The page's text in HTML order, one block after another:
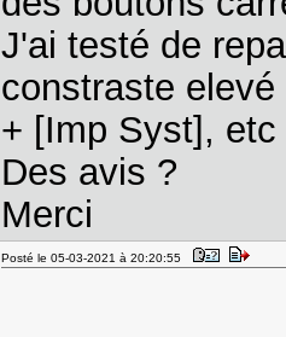
J'ai testé de
constraste
+ [Imp Syst],
Des avis ?
Merci
Posté le 05-03-2021 à 20:20:55